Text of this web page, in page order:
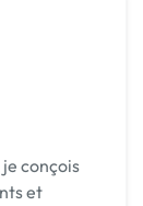
conçois
et